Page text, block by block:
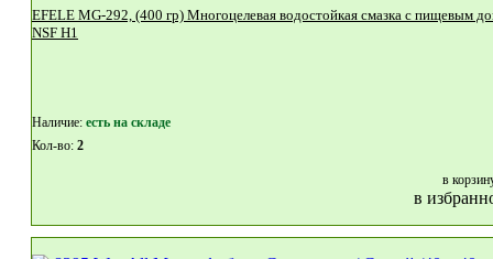
EFELE MG-292, (400 гр) Многоцелевая водостойкая смазка с пищевым доп.
NSF H1
Наличие: eсть на складе
Кол-во: 2
в
в